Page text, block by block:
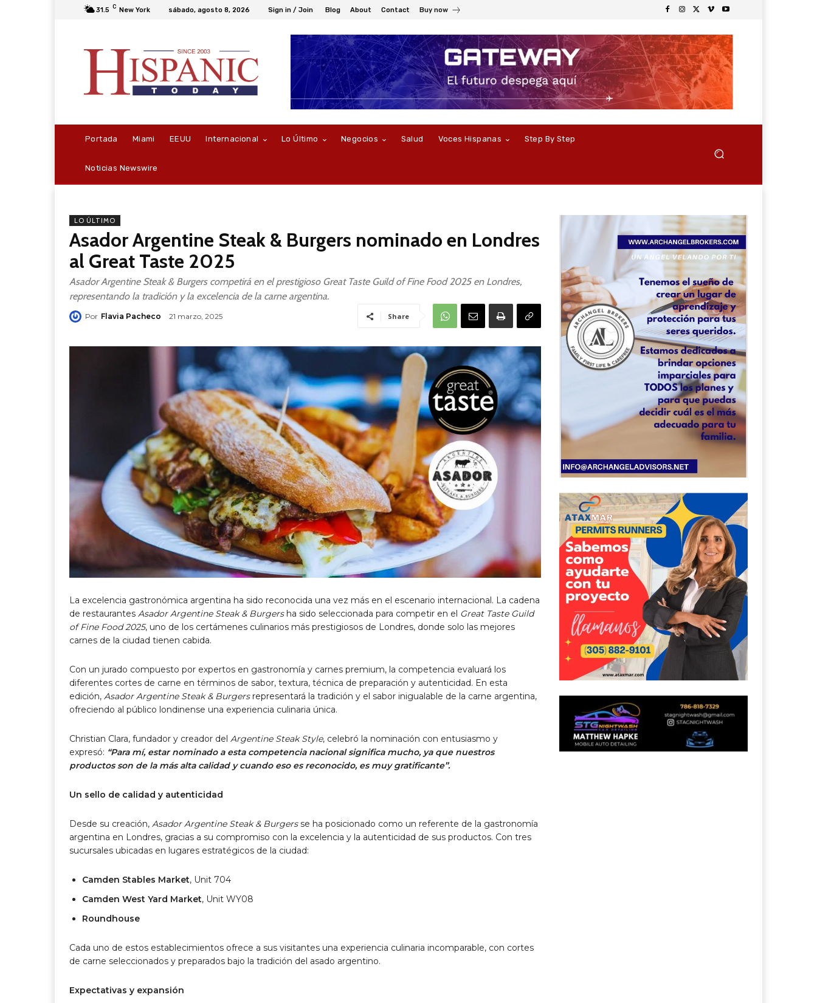
31.5 C New York sábado, agosto 8, 2026 Sign in / Join Blog About Contact Buy now
Portada Miami EEUU Internacional Lo Último Negocios Salud Voces Hispanas Step By Step
Noticias Newswire
LO ÚLTIMO
Asador Argentine Steak & Burgers nominado en Londres
al Great Taste 2025
Asador Argentine Steak & Burgers competirá en el prestigioso Great Taste Guild of Fine Food 2025 en Londres,
representando la tradición y la excelencia de la carne argentina.
Por Flavia Pacheco 21 marzo, 2025 Share
La excelencia gastronómica argentina ha sido reconocida una vez más en el escenario internacional. La cadena
de restaurantes Asador Argentine Steak & Burgersha sido seleccionada para competir en el Great Taste Guild
of Fine Food 2025, uno de los certámenes culinarios más prestigiosos de Londres, donde solo las mejores
carnes de la ciudad tienen cabida.
Con un jurado compuesto por expertos en gastronomía y carnes premium, la competencia evaluará los
diferentes cortes de carne en términos de sabor, textura, técnica de preparación y autenticidad. En esta
edición, Asador Argentine Steak & Burgersrepresentará la tradición y el sabor inigualable de la carne argentina,
ofreciendo al público londinense una experiencia culinaria única.
Christian Clara, fundador y creador del Argentine Steak Style, celebró la nominación con entusiasmo y
expresó: “Para mí, estar nominado a esta competencia nacional significa mucho, ya que nuestros
productos son de la más alta calidad y cuando eso es reconocido, es muy gratificante”.
Un sello de calidad y autenticidad
Desde su creación, Asador Argentine Steak & Burgersse ha posicionado como un referente de la gastronomía
argentina en Londres, gracias a su compromiso con la excelencia y la autenticidad de sus productos. Con tres
sucursales ubicadas en lugares estratégicos de la ciudad:
Camden Stables Market, Unit 704
Camden West Yard Market, Unit WY08
Roundhouse
Cada uno de estos establecimientos ofrece a sus visitantes una experiencia culinaria incomparable, con cortes
de carne seleccionados y preparados bajo la tradición del asado argentino.
Expectativas y expansión